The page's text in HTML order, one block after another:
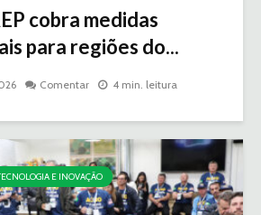
cobra medidas
para regiões do...
Comentar 4 min. leitura
E INOVAÇÃO